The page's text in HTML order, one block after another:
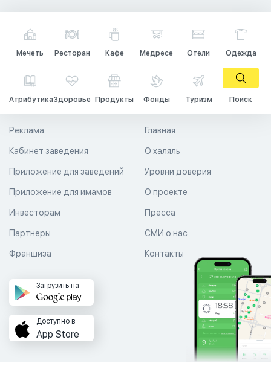
Мечеть Ресторан Кафе Медресе Отели Одежда
АтрибутикаЗдоровье Продукты Фонды Туризм Поиск
Главная
О халяль
Уровни доверия
Реклама
Кабинет заведения
Приложение для заведений
Приложение для имамов О проекте
Пресса
СМИ о нас
Контакты
Инвесторам
Партнеры
Франшиза
Загрузить на
Доступно в
App Store